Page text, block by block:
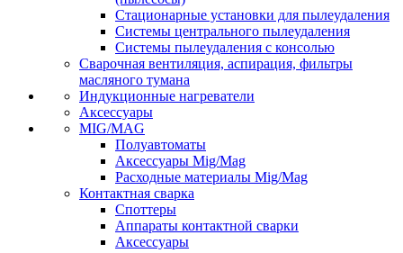
Стационарные установки для пылеудаления
Системы центрального пылеудаления
Системы пылеудаления с консолью
Сварочная вентиляция, аспирация, фильтры
масляного тумана
Индукционные нагреватели
Аксессуары
MIG/MAG
Полуавтоматы
Аксессуары Mig/Mag
Расходные материалы Mig/Mag
Контактная сварка
Споттеры
Аппараты контактной сварки
Аксессуары